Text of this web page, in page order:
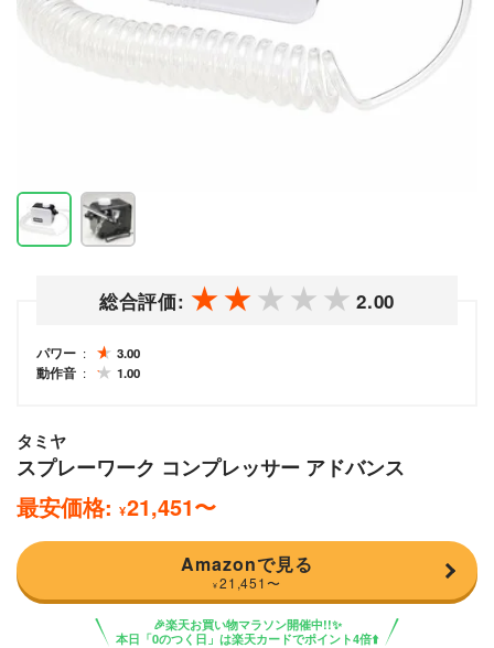
総合評価: 2.00
パワー
3.00
動作音
1.00
タミヤ
スプレーワーク コンプレッサー アドバンス
最安価格: ¥21,451〜
Amazonで見る
¥ 21,451〜
🎉楽天お買い物マラソン開催中!!✨
本日「0のつく日」は楽天カードでポイント4倍⬆️